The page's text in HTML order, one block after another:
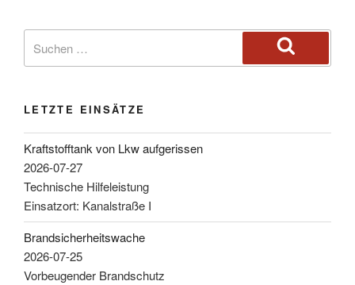
LETZTE EINSÄTZE
Kraftstofftank von Lkw aufgerissen
2026-07-27
Technische Hilfeleistung
Einsatzort: Kanalstraße I
Brandsicherheitswache
2026-07-25
Vorbeugender Brandschutz